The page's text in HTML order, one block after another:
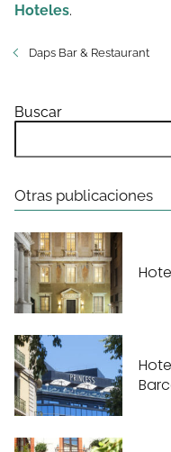
Hoteles.
Daps Bar & Restaurant
Buscar
Otras publicaciones